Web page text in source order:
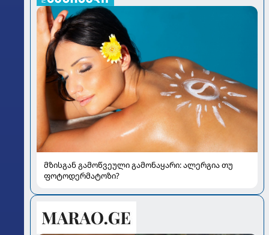
მზისგან გამოწვეული გამონაყარი: ალერგია თუ
ფოტოდერმატოზი?